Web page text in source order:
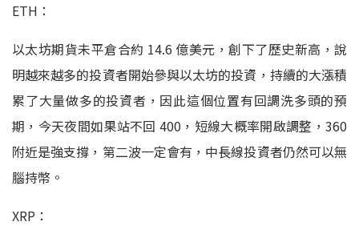
ETH：
以太坊期貨未平倉合約 14.6 億美元，創下了歷史新高，說
明越來越多的投資者開始參與以太坊的投資，持續的大漲積
累了大量做多的投資者，因此這個位置有回調洗多頭的預
期，今天夜間如果站不回 400，短線大概率開啟調整，360
附近是強支撐，第二波一定會有，中長線投資者仍然可以無
腦持幣。
XRP：